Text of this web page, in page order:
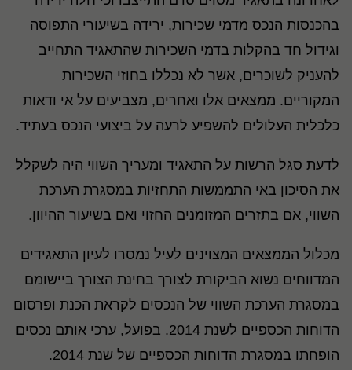
בהכנסות הנכס מדמי שכירות, ירידה בשיעורי התפוסה
וגידול חד בהקלות בדמי השכירות שהתאגיד התחייב
להעניק לשוכרים, אשר לא נכללו בחוזי השכירות
המקוריים. ממצאים אלו ואחרים, מצביעים על אי ודאות
כלכלית העלולים להשפיע לרעה על ביצועי הנכס בעתיד.
לדעת סגל הרשות על התאגיד ומעריך השווי היה לשקלל
את הסיכון באי התממשות התחזיות במסגרת הערכת
השווי, אם בתזרים המזומנים החזוי ואם בשיעור ההיוון.
מכלול הממצאים המצוינים לעיל נמסרו לעיון התאגידים
המדווחים נשוא הביקורת לצורך בחינת הצורך ביישומם
במסגרת הערכת השווי של הנכסים לקראת הכנת ופרסום
הדוחות הכספיים לשנת 2014. בפועל, ערכי אותם נכסים
הופחתו במסגרת הדוחות הכספיים של שנת 2014.